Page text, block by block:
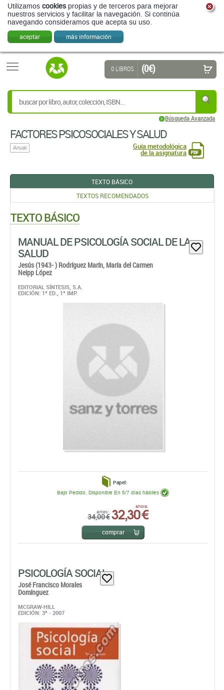
Utilizamos cookies propias y de terceros para mejorar
nuestros servicios y facilitar la navegación. Si continúa
navegando consideramos que acepta su uso.
aceptar más información
Búsqueda Avanzada
0 LIBROS (0 €)
FACTORES PSICOSOCIALES Y SALUD
Anual Guía metodológica
de la asignatura
TEXTO BÁSICO
TEXTOS RECOMENDADOS
TEXTO BÁSICO
MANUAL DE PSICOLOGÍA SOCIAL DE LA
SALUD
Jesús (1943- ) Rodríguez Marín, María del Carmen
Neipp López
EDITORIAL SÍNTESIS, S.A.
EDICIÓN: 1ª ED., 1ª IMP.
Papel:
antes:
34,00 €
ahora:
32,30 €
Bajo Pedido. Disponible En 5/7 días hábiles
comprar
PSICOLOGÍA SOCIAL
José Francisco Morales
Domínguez
MCGRAW-HILL
EDICIÓN: 3ª - 2007